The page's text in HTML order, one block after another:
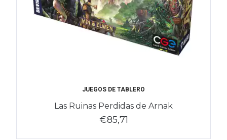
JUEGOS DE TABLERO
Las Ruinas Perdidas de Arnak
€85,71